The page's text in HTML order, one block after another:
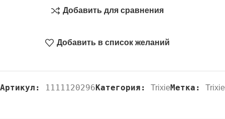
Добавить для сравнения
Добавить в список желаний
Артикул: 1111120296Категория: TrixieМетка: Trixie